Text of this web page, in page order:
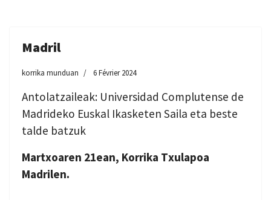
Madril
korrika munduan 6 Février 2024
Antolatzaileak: Universidad Complutense de
Madrideko Euskal Ikasketen Saila eta beste
talde batzuk
Martxoaren 21ean, Korrika Txulapoa
Madrilen.